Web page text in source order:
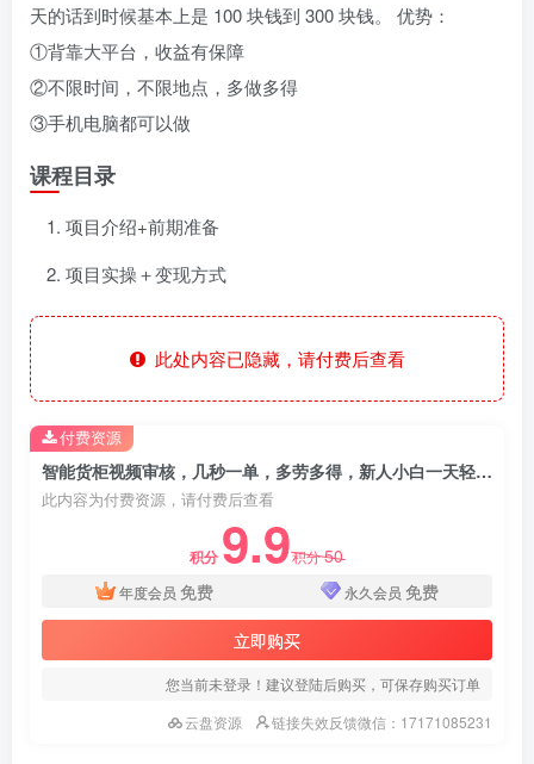
天的话到时候基本上是 100 块钱到 300 块钱。 优势：
①背靠大平台，收益有保障
②不限时间，不限地点，多做多得
③手机电脑都可以做
课程目录
项目介绍+前期准备
项目实操＋变现方式
此处内容已隐藏，请付费后查看
智能货柜视频审核，几秒一单，多劳多得，新人小白一天轻松 300+，零门槛
此内容为付费资源，请付费后查看
积分 9.9积分50
年度会员 免费 永久会员 免费
立即购买
您当前未登录！建议登陆后购买，可保存购买订单
云盘资源
链接失效反馈微信：17171085231
付费资源